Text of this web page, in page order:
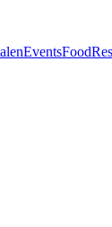
EventsFood